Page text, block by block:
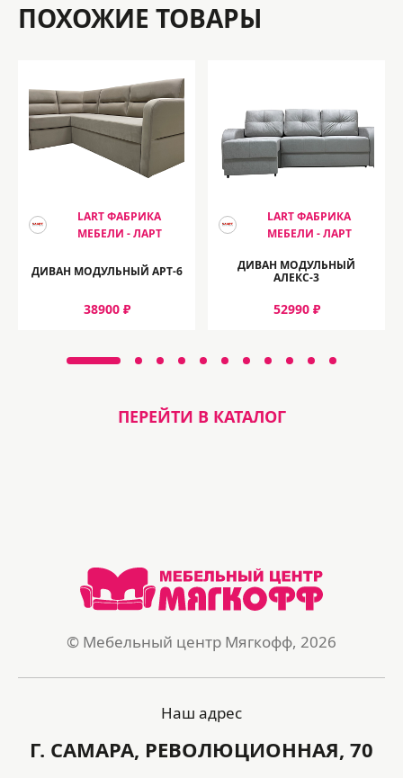
ПОХОЖИЕ ТОВАРЫ
LART ФАБРИКА
МЕБЕЛИ - ЛАРТ
ДИВАН МОДУЛЬНЫЙ АРТ-6
38900 ₽
LART ФАБРИКА
МЕБЕЛИ - ЛАРТ
ДИВАН МОДУЛЬНЫЙ
АЛЕКС-3
52990 ₽
ПЕРЕЙТИ В КАТАЛОГ
© Мебельный центр Мягкофф, 2026
Наш адрес
Г. САМАРА, РЕВОЛЮЦИОННАЯ, 70